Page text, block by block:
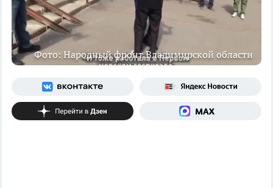
Фото: Народный фронт Владимирской области